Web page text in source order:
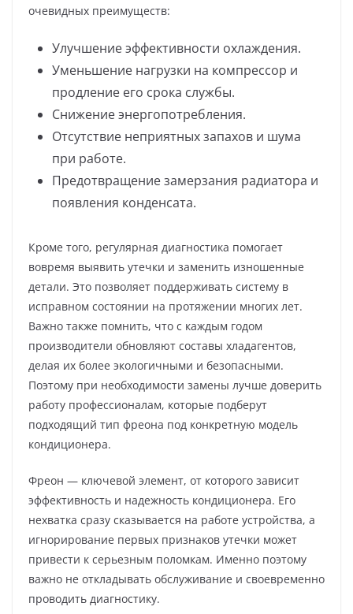
очевидных преимуществ:
Улучшение эффективности охлаждения.
Уменьшение нагрузки на компрессор и
продление его срока службы.
Снижение энергопотребления.
Отсутствие неприятных запахов и шума
при работе.
Предотвращение замерзания радиатора и
появления конденсата.
Кроме того, регулярная диагностика помогает
вовремя выявить утечки и заменить изношенные
детали. Это позволяет поддерживать систему в
исправном состоянии на протяжении многих лет.
Важно также помнить, что с каждым годом
производители обновляют составы хладагентов,
делая их более экологичными и безопасными.
Поэтому при необходимости замены лучше доверить
работу профессионалам, которые подберут
подходящий тип фреона под конкретную модель
кондиционера.
Фреон — ключевой элемент, от которого зависит
эффективность и надежность кондиционера. Его
нехватка сразу сказывается на работе устройства, а
игнорирование первых признаков утечки может
привести к серьезным поломкам. Именно поэтому
важно не откладывать обслуживание и своевременно
проводить диагностику.